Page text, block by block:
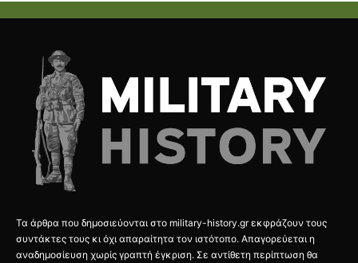
Τα άρθρα που δημοσιεύονται στο military-history.gr εκφράζουν τους
συντάκτες τους κι όχι απαραίτητα τον ιστότοπο. Απαγορεύεται η
αναδημοσίευση χωρίς γραπτή έγκριση. Σε αντίθετη περίπτωση θα